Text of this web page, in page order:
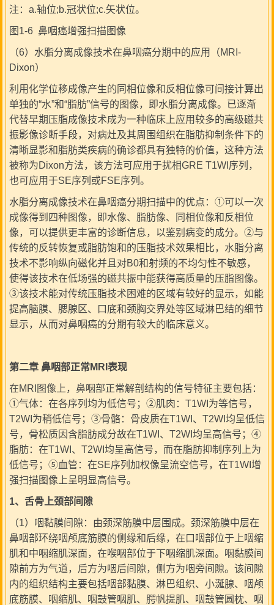
注：a.轴位;b.冠状位;c.矢状位。
图1-6 鼻咽癌增强扫描图像
（6）水脂分离成像技术在鼻咽癌分期中的应用（MRI-
Dixon）
利用化学位移成像产生的同相位像和反相位像可间接计算出
单独的“水”和“脂肪”信号的图像，即水脂分离成像。已逐渐
代替早期压脂成像技术成为一种临床上应用较多的高级磁共
振影像诊断手段，对病灶及其周围组织在脂肪抑制条件下的
清晰显影和脂肪类疾病的确诊都具有独特的价值，这种方法
被称为Dixon方法，该方法可应用于扰相GRE T1WI序列，
也可应用于SE序列或FSE序列。
水脂分离成像技术在鼻咽癌分期扫描中的优点：①可以一次
成像得到四种图像，即水像、脂肪像、同相位像和反相位
像，可以提供更丰富的诊断信息，以鉴别病变的成分。②与
传统的反转恢复或脂肪饱和的压脂技术效果相比，水脂分离
技术不影响纵向磁化并且对B0和射频的不均匀性不敏感，
使得该技术在低场强的磁共振中能获得高质量的压脂图像。
③该技术能对传统压脂技术困难的区域有较好的显示，如能
提高脑膜、腮腺区、口底和颈胸交界处等区域淋巴结的细节
显示，从而对鼻咽癌的分期有较大的临床意义。
第二章 鼻咽部正常MRI表现
在MRI图像上，鼻咽部正常解剖结构的信号特征主要包括：
①气体：在各序列均为低信号；②肌肉：T1WI为等信号，
T2WI为稍低信号；③骨骼：骨皮质在T1WI、T2WI均呈低信
号，骨松质因含脂肪成分故在T1WI、T2WI均呈高信号；④
脂肪：在T1WI、T2WI均呈高信号，而在脂肪抑制序列上为
低信号；⑤血管：在SE序列加权像呈流空信号，在T1WI增
强扫描图像上呈明显高信号。
1、舌骨上颈部间隙
（1）咽黏膜间隙：由颈深筋膜中层围成。颈深筋膜中层在
鼻咽部环绕咽颅底筋膜的侧缘和后缘，在口咽部位于上咽缩
肌和中咽缩肌深面，在喉咽部位于下咽缩肌深面。咽黏膜间
隙前方为气道，后方为咽后间隙，侧方为咽旁间隙。该间隙
内的组织结构主要包括咽部黏膜、淋巴组织、小涎腺、咽颅
底筋膜、咽缩肌、咽鼓管咽肌、腭帆提肌、咽鼓管圆枕、咽